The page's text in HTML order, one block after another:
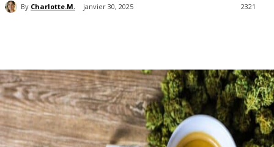
By Charlotte.M. janvier 30, 2025 2321